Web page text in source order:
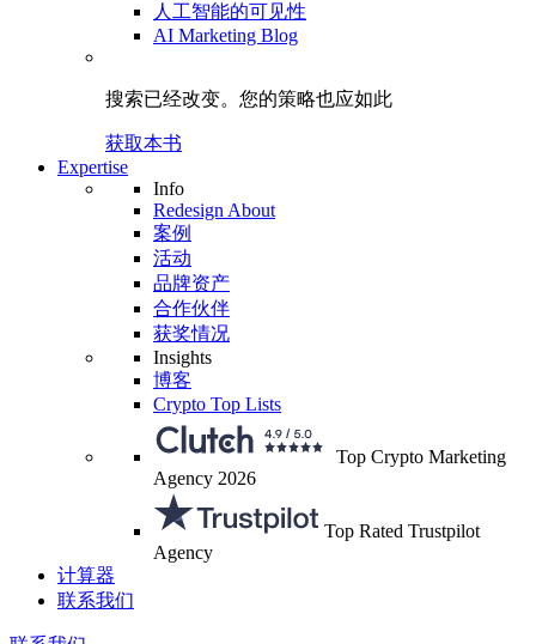
人工智能的可见性
AI Marketing Blog
搜索已经改变。 您的策略也应如此
获取本书
Expertise
Info
Redesign About
案例
活动
品牌资产
合作伙伴
获奖情况
Insights
博客
Crypto Top Lists
Top Crypto Marketing
Agency 2026
Top Rated Trustpilot
Agency
计算器
联系我们